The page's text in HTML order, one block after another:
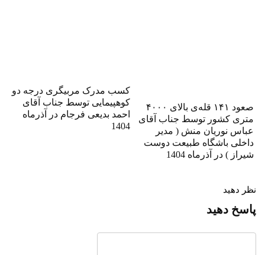
صعود ۱۴۱ قله‌ی بالای ۴۰۰۰
متری کشور توسط جناب آقای
عباس نوریان منش ( مدیر
داخلی باشگاه طبیعت دوست
شیراز ) در آذرماه 1404
کسب مدرک مربیگری درجه دو
کوهپیمایی توسط جناب آقای
احمد بدیعی فرجام در آذرماه
1404
نظر دهید
پاسخ دهید